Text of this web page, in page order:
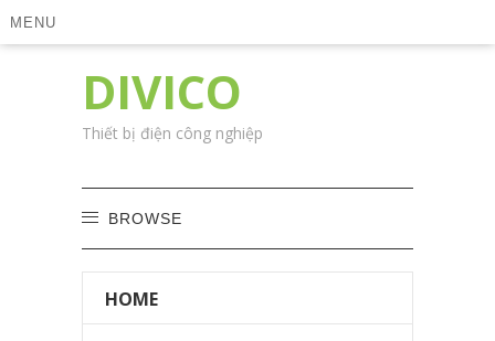
MENU
DIVICO
Thiết bị điện công nghiệp
BROWSE
HOME